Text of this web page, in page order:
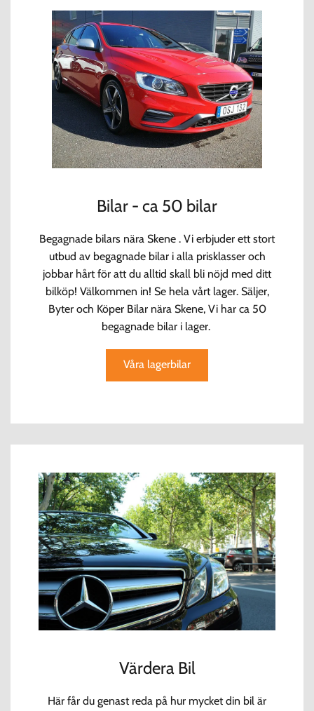
Bilar - ca 50 bilar
Begagnade bilars nära Skene . Vi erbjuder ett stort
utbud av begagnade bilar i alla prisklasser och
jobbar hårt för att du alltid skall bli nöjd med ditt
bilköp! Välkommen in! Se hela vårt lager. Säljer,
Byter och Köper Bilar nära Skene, Vi har ca 50
begagnade bilar i lager.
Våra lagerbilar
Värdera Bil
Här får du genast reda på hur mycket din bil är